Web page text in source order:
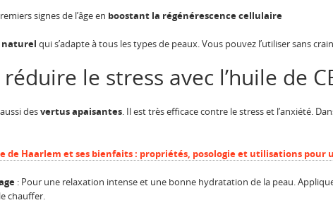
signes de l’âge en boostant la régénérescence cellulaire
naturel qui s’adapte à tous les types de peaux. Vous pouvez l’utiliser sans
le stress avec l’huile de
desvertus apaisantes. Il est très efficace contre le stress et l’anxiété.
de Haarlem et ses bienfaits : propriétés, posologie et utilisations pour
: Pour une relaxation intense et une bonne hydratation de la peau.
chauffer.